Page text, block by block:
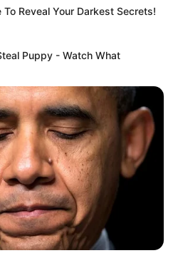
Reveal Your Darkest Secrets!
Puppy - Watch What